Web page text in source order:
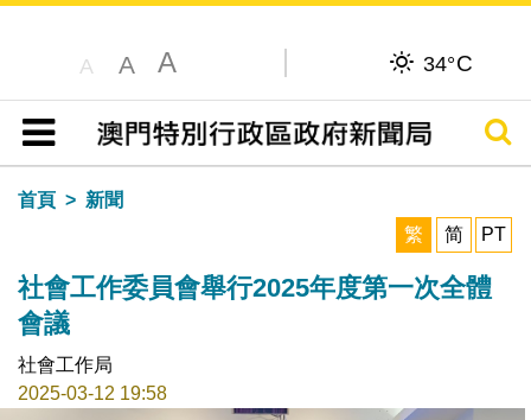
A A A 34°C
目錄
搜尋
首頁
新聞
繁
简 PT
社會工作委員會舉行2025年度第一次全體
會議
社會工作局
2025-03-12 19:58